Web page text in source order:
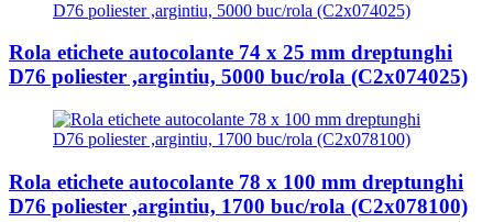
Rola etichete autocolante 74 x 25 mm dreptunghi
D76 poliester ,argintiu, 5000 buc/rola (C2x074025)
Rola etichete autocolante 78 x 100 mm dreptunghi
D76 poliester ,argintiu, 1700 buc/rola (C2x078100)